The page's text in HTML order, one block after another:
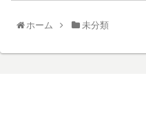
ホーム 未分類